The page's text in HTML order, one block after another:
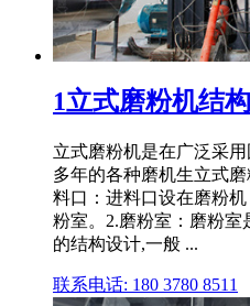
1立式磨粉机结
立式磨粉机是在广泛采
多年的各种磨机生立式
料口：进料口设在磨粉
粉室。2.磨粉室：磨粉室
的结构设计,一般 ...
联系电话: 180 3780 8511